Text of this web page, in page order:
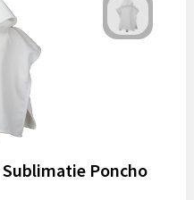
Sublimatie Poncho